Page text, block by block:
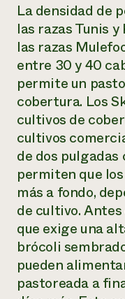
La densidad de
las razas Tunis
las razas
entre 30 y 40
permite un
cobertura. Los
cultivos de
cultivos
de dos pulgadas
permiten que
más a fondo,
de cultivo.
que exige una
brócoli
pueden
pastoreada a